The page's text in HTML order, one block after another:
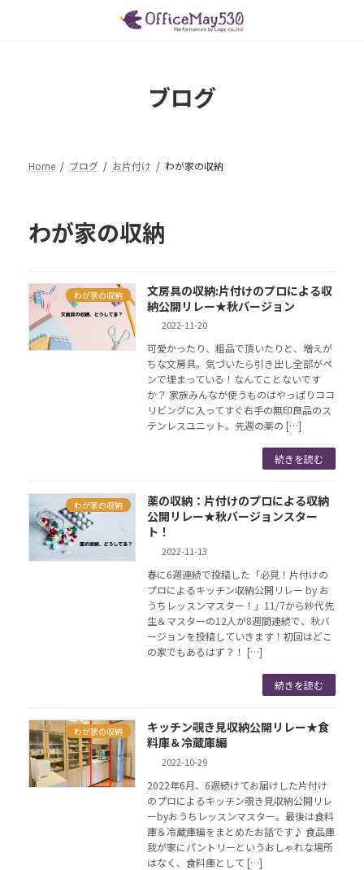
ブログ
Home ブログ お片付け わが家の収納
わが家の収納
わが家の収納
文房具の収納:片付けのプロによる収
納公開リレー★秋バージョン
2022-11-20
可愛かったり、粗品で頂いたりと、増えが
ちな文房具。気づいたら引き出し全部がペ
ンで埋まっている！なんてことないです
か？ 家族みんなが使うものはやっぱりココ
リビングに入ってすぐ右手の無印良品のス
テンレスユニット。先週の薬の […]
続きを読む
わが家の収納
薬の収納：片付けのプロによる収納
公開リレー★秋バージョンスター
ト！
2022-11-13
春に6週連続で投稿した「必見！片付けの
プロによるキッチン収納公開リレー by お
うちレッスンマスター！」11/7から紗代先
生＆マスターの12人が8週間連続で、秋バ
ージョンを投稿していきます！初回はどこ
の家でもあるはず？！ […]
続きを読む
わが家の収納
キッチン覗き見収納公開リレー★食
料庫＆冷蔵庫編
2022-10-29
2022年6月、6週続けてお届けした片付け
のプロによるキッチン覗き見収納公開リレ
ーbyおうちレッスンマスター。最後は食料
庫＆冷蔵庫編をまとめたお話です♪ 食品庫
我が家にパントリーというおしゃれな場所
はなく、食料庫として […]